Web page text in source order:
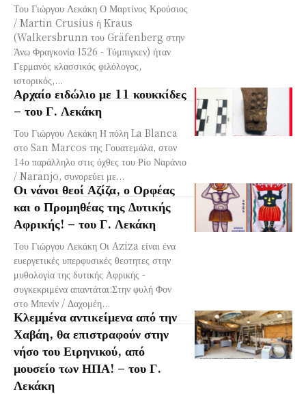
Του Γιώργου Λεκάκη Ο Μαρτίνος Κρούσιος
/ Martin Crusius‎‎ ή Kraus
(Walkersbrunn του Gräfenberg στην
Άνω Φραγκονία 1526 - Τύμπιγκεν) ήταν
Γερμανός κλασσικός φιλόλογος,
ιστορικός,...
Αρχαίο ειδώλιο με 11 κουκκίδες
– του Γ. Λεκάκη
Του Γιώργου Λεκάκη Η πόλη La Blanca
στο San Marcos της Γουατεμάλα, στον
14ο παράλληλο στις όχθες του Ρίο Ναράνιο
/ Naranjo, συνορεύει με...
Οι νάνοι θεοί Αζίζα, ο Ορφέας
και ο Προμηθέας της Δυτικής
Αφρικής! – του Γ. Λεκάκη
Του Γιώργου Λεκάκη Οι Aziza είναι ένα
ευεργετικές υπερφυσικές θεοτητες στην
μυθολογία της δυτικής Αφρικής -
συγκεκριμένα απαντάται:Στην φυλή Φον
στο Μπενίν / Δαχομέη...
Κλεμμένα αντικείμενα από την
Χαβάη, θα επιστραφούν στην
νήσο του Ειρηνικού, από
μουσείο των ΗΠΑ! – του Γ.
Λεκάκη